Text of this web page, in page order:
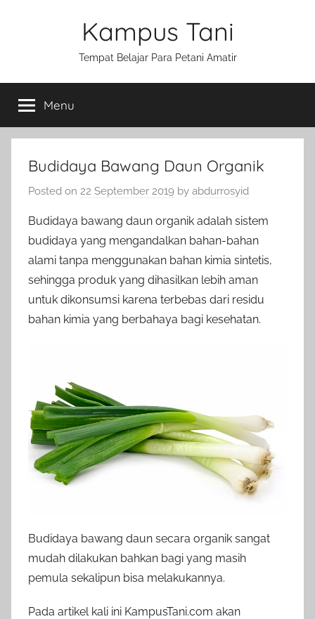
Kampus Tani
Tempat Belajar Para Petani Amatir
Menu
Budidaya Bawang Daun Organik
Posted on 22 September 2019 by abdurrosyid
Budidaya bawang daun organik adalah sistem
budidaya yang mengandalkan bahan-bahan
alami tanpa menggunakan bahan kimia sintetis,
sehingga produk yang dihasilkan lebih aman
untuk dikonsumsi karena terbebas dari residu
bahan kimia yang berbahaya bagi kesehatan.
Budidaya bawang daun secara organik sangat
mudah dilakukan bahkan bagi yang masih
pemula sekalipun bisa melakukannya.
Pada artikel kali ini KampusTani.com akan